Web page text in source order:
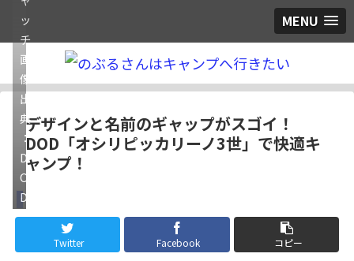
MENU
デザインと名前のギャップがスゴイ！
DOD「オシリピッカリーノ3世」で快適キ
ャンプ！
ギア
ッ
チ
画
像
出
典
：
D
O
D
Twitter Facebook コピー